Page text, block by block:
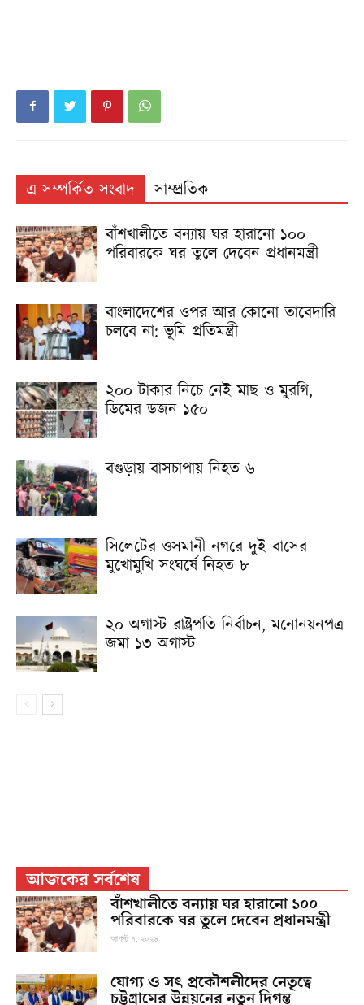
এ সম্পর্কিত সংবাদ
সাম্প্রতিক
বাঁশখালীতে বন্যায় ঘর হারানো ১০০
পরিবারকে ঘর তুলে দেবেন প্রধানমন্ত্রী
বাংলাদেশের ওপর আর কোনো তাবেদারি
চলবে না: ভূমি প্রতিমন্ত্রী
২০০ টাকার নিচে নেই মাছ ও মুরগি,
ডিমের ডজন ১৫০
বগুড়ায় বাসচাপায় নিহত ৬
সিলেটের ওসমানী নগরে দুই বাসের
মুখোমুখি সংঘর্ষে নিহত ৮
২০ অগাস্ট রাষ্ট্রপতি নির্বাচন, মনোনয়নপত্র
জমা ১৩ অগাস্ট
আজকের সর্বশেষ
বাঁশখালীতে বন্যায় ঘর হারানো ১০০
পরিবারকে ঘর তুলে দেবেন প্রধানমন্ত্রী
আগস্ট ৭, ২০২৬
যোগ্য ও সৎ প্রকৌশলীদের নেতৃত্বে
চট্টগ্রামের উন্নয়নের নতুন দিগন্ত